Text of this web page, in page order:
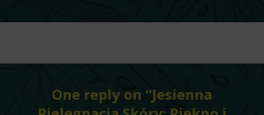
One reply on “Jesienna